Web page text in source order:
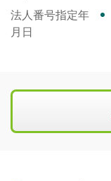
法人番号指定年
月日